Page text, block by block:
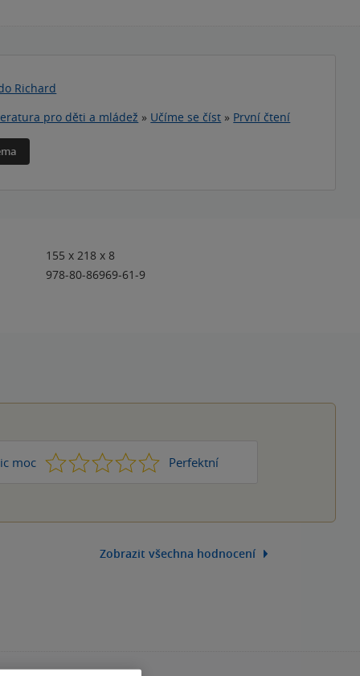
Richard
pro děti a mládež » Učíme se číst » První čtení
155 x 218 x 8
978-80-86969-61-9
moc 1 2 3 4 Perfektní
5
Zobrazit všechna hodnocení